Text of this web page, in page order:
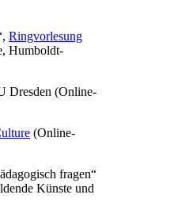
Ringvorlesung
Humboldt-
Dresden (Online-
(Online-
fragen“
Künste und